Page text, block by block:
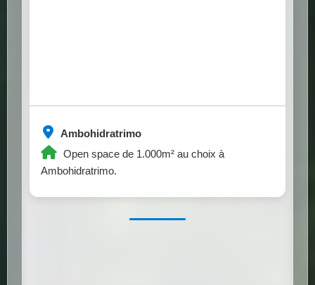
Ambohidratrimo
Open space de 1.000m² au choix à
Ambohidratrimo.